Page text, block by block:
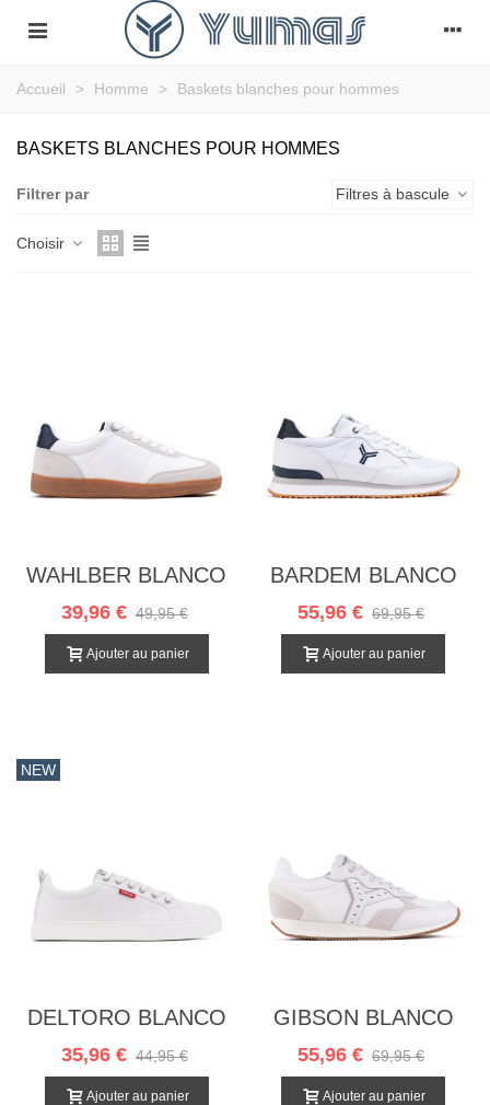
Accueil > Homme > Baskets blanches pour hommes
BASKETS BLANCHES POUR HOMMES
Filtrer par Filtres à bascule
Choisir
WAHLBER BLANCO
39,96 € 49,95 €
Ajouter au panier
BARDEM BLANCO
55,96 € 69,95 €
Ajouter au panier
NEW
DELTORO BLANCO
35,96 € 44,95 €
Ajouter au panier
GIBSON BLANCO
55,96 € 69,95 €
Ajouter au panier